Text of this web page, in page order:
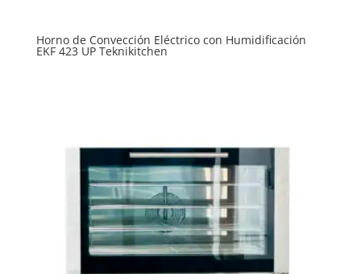
Horno de Convección Eléctrico con Humidificación
EKF 423 UP Teknikitchen